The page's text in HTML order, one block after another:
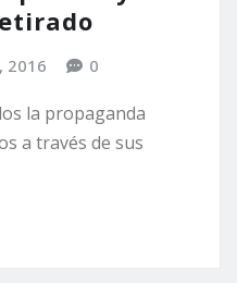
2016 0
la propaganda
a través de sus